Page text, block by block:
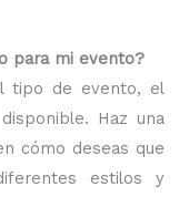
para mi evento?
tipo de evento, el
Haz una
cómo deseas que
estilos y